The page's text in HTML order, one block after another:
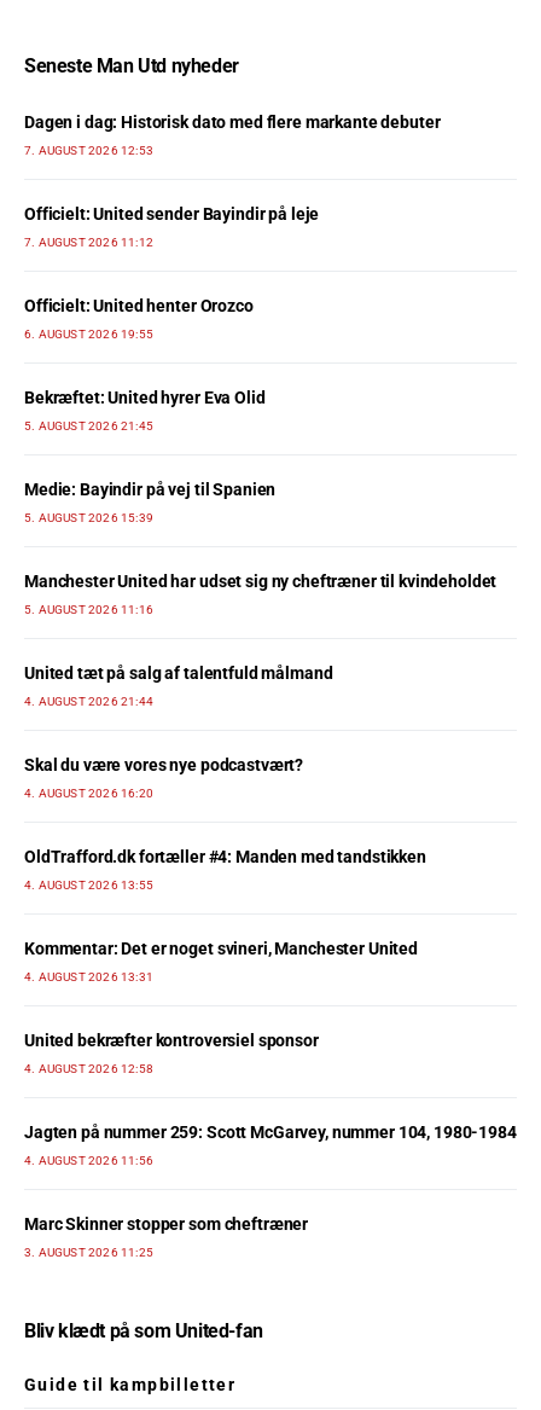
Seneste Man Utd nyheder
Dagen i dag: Historisk dato med flere markante debuter
7. AUGUST 2026 12:53
Officielt: United sender Bayindir på leje
7. AUGUST 2026 11:12
Officielt: United henter Orozco
6. AUGUST 2026 19:55
Bekræftet: United hyrer Eva Olid
5. AUGUST 2026 21:45
Medie: Bayindir på vej til Spanien
5. AUGUST 2026 15:39
Manchester United har udset sig ny cheftræner til kvindeholdet
5. AUGUST 2026 11:16
United tæt på salg af talentfuld målmand
4. AUGUST 2026 21:44
Skal du være vores nye podcastvært?
4. AUGUST 2026 16:20
OldTrafford.dk fortæller #4: Manden med tandstikken
4. AUGUST 2026 13:55
Kommentar: Det er noget svineri, Manchester United
4. AUGUST 2026 13:31
United bekræfter kontroversiel sponsor
4. AUGUST 2026 12:58
Jagten på nummer 259: Scott McGarvey, nummer 104, 1980-1984
4. AUGUST 2026 11:56
Marc Skinner stopper som cheftræner
3. AUGUST 2026 11:25
Bliv klædt på som United-fan
Guide til kampbilletter